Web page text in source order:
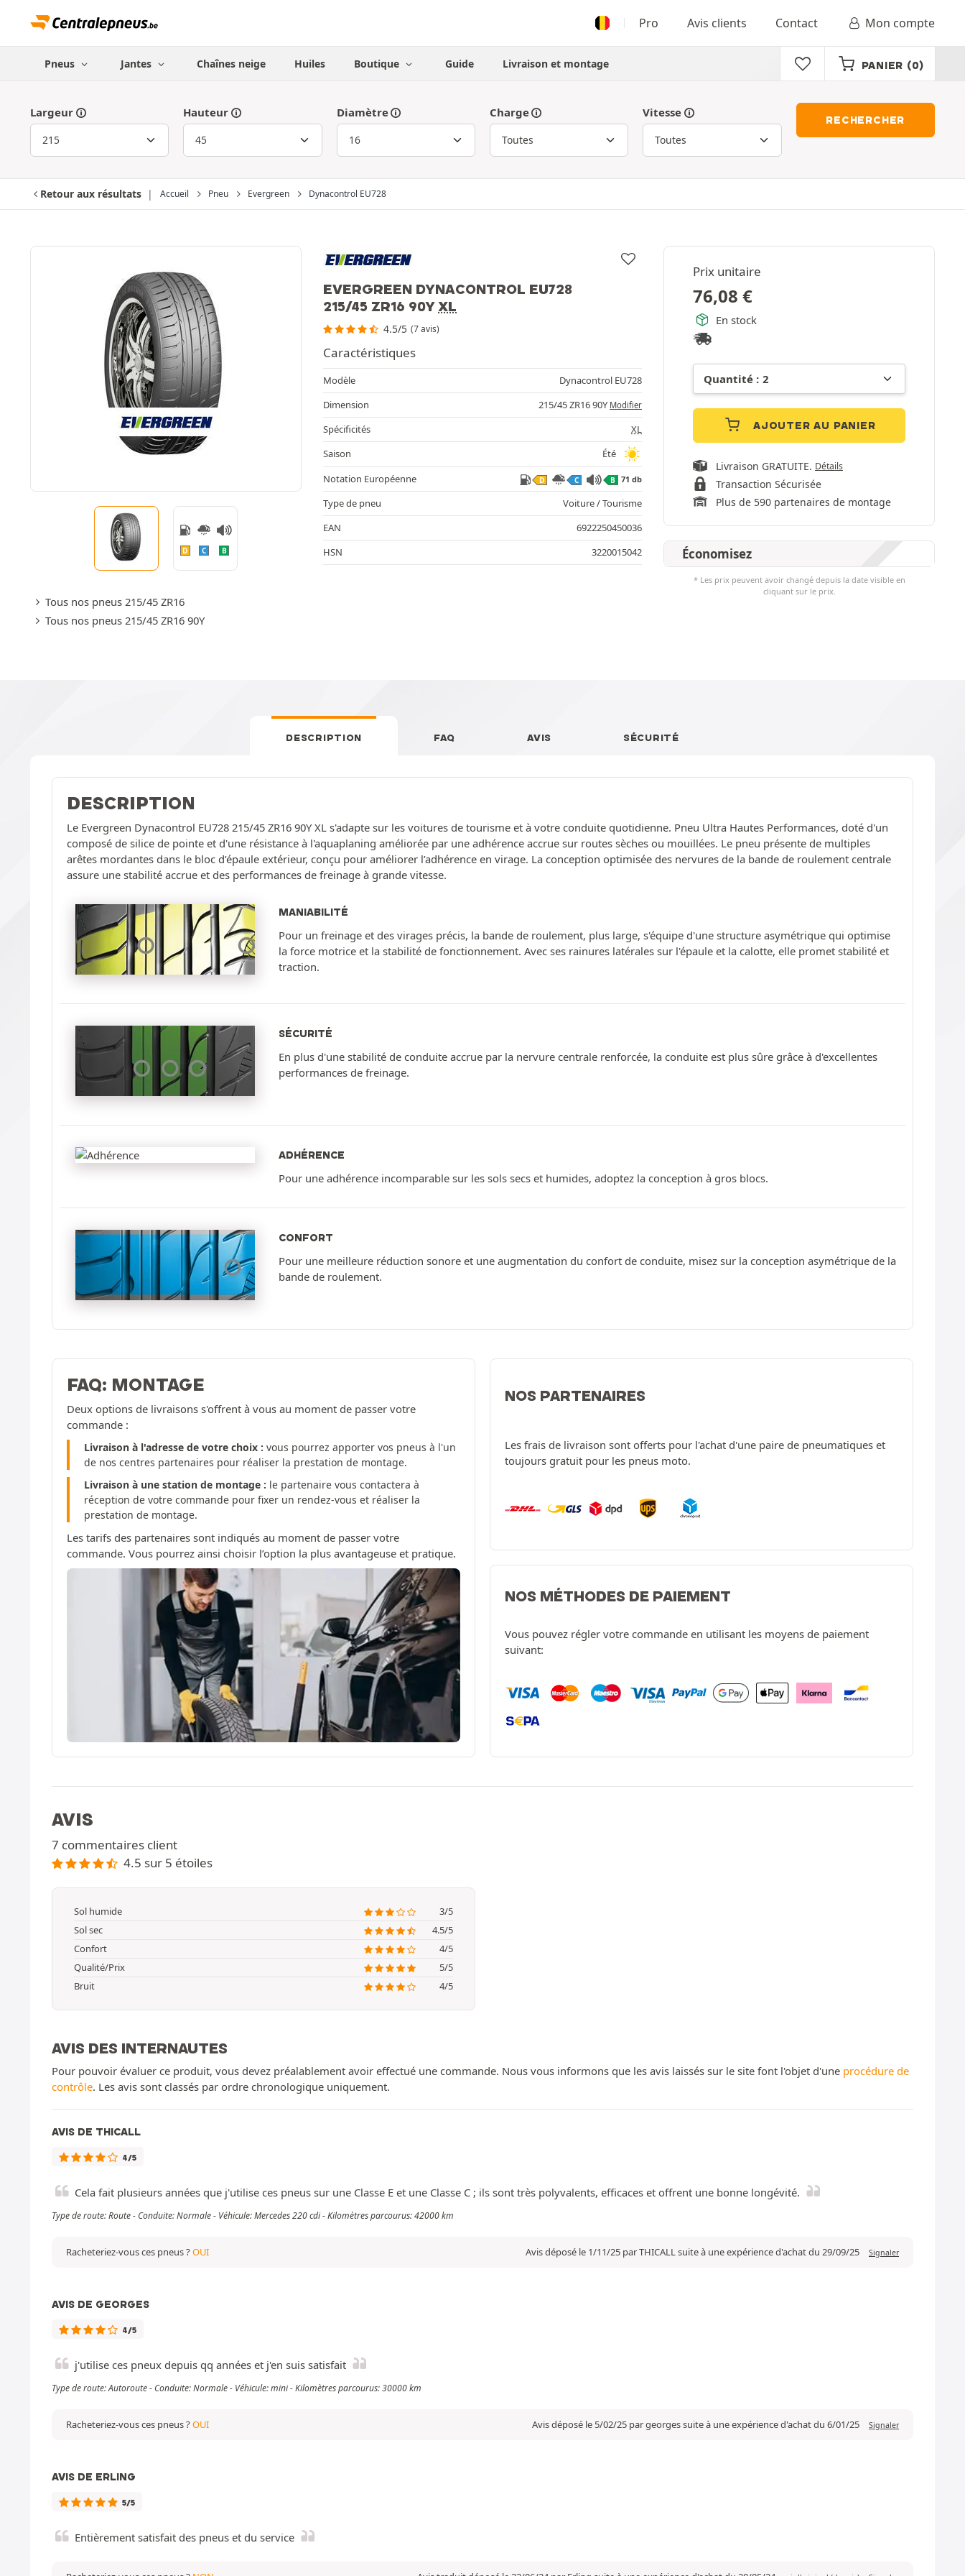
Pro Avis clients Contact Mon compte
Pneus Jantes Chaînes neige Huiles Boutique Guide Livraison et montage PANIER (0)
Largeur Hauteur Diamètre Charge Vitesse
RECHERCHER
Retour aux résultats Accueil Pneu Evergreen Dynacontrol EU728
EVERGREEN DYNACONTROL EU728
215/45 ZR16 90YXL
4.5/5 (7 avis)
D C B
Tous nos pneus 215/45 ZR16
Tous nos pneus 215/45 ZR16 90Y
Prix unitaire
76,08 €
En stock
AJOUTER AU PANIER
Livraison GRATUITE. Détails
Transaction Sécurisée
Plus de 590 partenaires de montage
Économisez
* Les prix peuvent avoir changé depuis la date visible en
cliquant sur le prix.
Caractéristiques
Modèle
Dynacontrol EU728
Dimension
215/45 ZR16 90Y Modifier
Spécificités
XL
Saison
Été
Notation Européenne
D C B 71 db
Type de pneu
Voiture / Tourisme
EAN
6922250450036
HSN
3220015042
DESCRIPTION FAQ AVIS SÉCURITÉ
DESCRIPTION
Le Evergreen Dynacontrol EU728 215/45 ZR16 90Y XL s'adapte sur les voitures de tourisme et à votre conduite quotidienne. Pneu Ultra Hautes Performances, doté d'un
composé de silice de pointe et d'une résistance à l'aquaplaning améliorée par une adhérence accrue sur routes sèches ou mouillées. Le pneu présente de multiples
arêtes mordantes dans le bloc d’épaule extérieur, conçu pour améliorer l’adhérence en virage. La conception optimisée des nervures de la bande de roulement centrale
assure une stabilité accrue et des performances de freinage à grande vitesse.
MANIABILITÉ
Pour un freinage et des virages précis, la bande de roulement, plus large, s'équipe d'une structure asymétrique qui optimise
la force motrice et la stabilité de fonctionnement. Avec ses rainures latérales sur l'épaule et la calotte, elle promet stabilité et
traction.
SÉCURITÉ
En plus d'une stabilité de conduite accrue par la nervure centrale renforcée, la conduite est plus sûre grâce à d'excellentes
performances de freinage.
ADHÉRENCE
Pour une adhérence incomparable sur les sols secs et humides, adoptez la conception à gros blocs.
CONFORT
Pour une meilleure réduction sonore et une augmentation du confort de conduite, misez sur la conception asymétrique de la
bande de roulement.
FAQ: MONTAGE
Deux options de livraisons s'offrent à vous au moment de passer votre
commande :
Livraison à l'adresse de votre choix : vous pourrez apporter vos pneus à l'un
de nos centres partenaires pour réaliser la prestation de montage.
Livraison à une station de montage : le partenaire vous contactera à
réception de votre commande pour fixer un rendez-vous et réaliser la
prestation de montage.
Les tarifs des partenaires sont indiqués au moment de passer votre
commande. Vous pourrez ainsi choisir l’option la plus avantageuse et pratique.
NOS PARTENAIRES
Les frais de livraison sont offerts pour l'achat d'une paire de pneumatiques et
toujours gratuit pour les pneus moto.
NOS MÉTHODES DE PAIEMENT
Vous pouvez régler votre commande en utilisant les moyens de paiement
suivant:
AVIS
7 commentaires client
4.5 sur 5 étoiles
Sol humide
3/5
Sol sec
4.5/5
Confort
4/5
Qualité/Prix
5/5
Bruit
4/5
AVIS DES INTERNAUTES
Pour pouvoir évaluer ce produit, vous devez préalablement avoir effectué une commande. Nous vous informons que les avis laissés sur le site font l'objet d'une procédure de
contrôle. Les avis sont classés par ordre chronologique uniquement.
AVIS DE THICALL
4/5
Cela fait plusieurs années que j'utilise ces pneus sur une Classe E et une Classe C ; ils sont très polyvalents, efficaces et offrent une bonne longévité.
Type de route: Route - Conduite: Normale - Véhicule: Mercedes 220 cdi - Kilomètres parcourus: 42000 km
Avis déposé le 1/11/25 par THICALL suite à une expérience d'achat du 29/09/25 Signaler
Racheteriez-vous ces pneus ?OUI
AVIS DE GEORGES
4/5
j'utilise ces pneux depuis qq années et j'en suis satisfait
Type de route: Autoroute - Conduite: Normale - Véhicule: mini - Kilomètres parcourus: 30000 km
Avis déposé le 5/02/25 par georges suite à une expérience d'achat du 6/01/25 Signaler
Racheteriez-vous ces pneus ?OUI
AVIS DE ERLING
5/5
Entièrement satisfait des pneus et du service